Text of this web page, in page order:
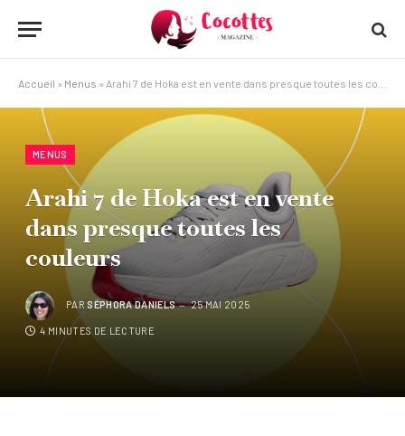
Accueil » Menus » Arahi 7 de Hoka est en vente dans presque toutes les couleurs
MENUS
Arahi 7 de Hoka est en vente
dans presque toutes les
couleurs
PAR SÉPHORA DANIELS 25 MAI 2025
4 MINUTES DE LECTURE